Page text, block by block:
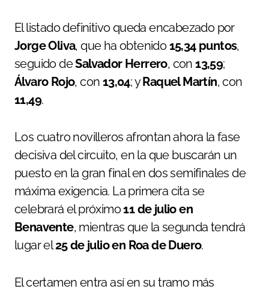
El listado definitivo queda encabezado por
Jorge Oliva, que ha obtenido15,34 puntos,
seguido deSalvador Herrero, con13,59;
Álvaro Rojo, con 13,04; yRaquel Martín, con
11,49.
Los cuatro novilleros afrontan ahora la fase
decisiva del circuito, en la que buscarán un
puesto en la gran final en dos semifinales de
máxima exigencia. La primera cita se
celebrará el próximo11 de julio en
Benavente, mientras que la segunda tendrá
lugar el25 de julio en Roa de Duero.
El certamen entra así en su tramo más